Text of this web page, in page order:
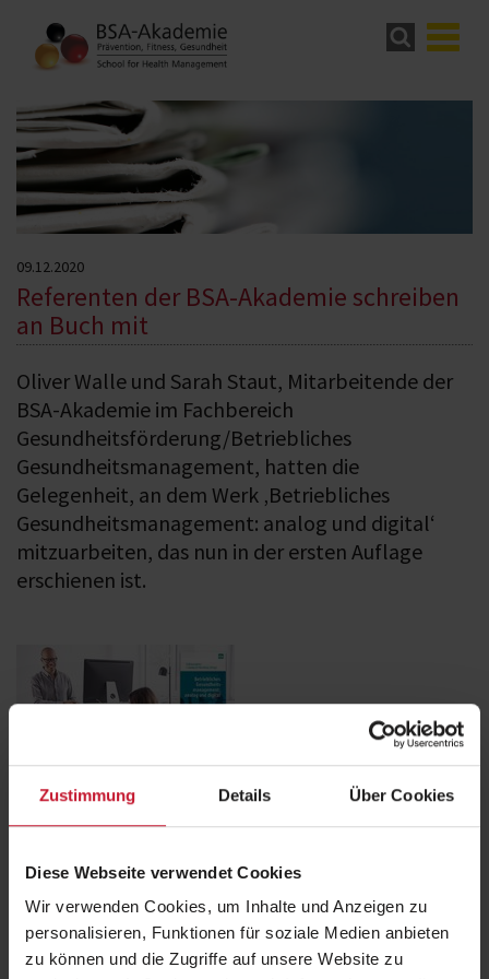
Zustimmung Details Über Cookies
Diese Webseite verwendet Cookies
Wir verwenden Cookies, um Inhalte und Anzeigen zu
personalisieren, Funktionen für soziale Medien anbieten
zu können und die Zugriffe auf unsere Website zu
09.12.2020
Referenten der BSA-Akademie schreiben
an Buch mit
Oliver Walle und Sarah Staut, Mitarbeitende der
BSA-Akademie im Fachbereich
Gesundheitsförderung/Betriebliches
Gesundheitsmanagement, hatten die
Gelegenheit, an dem Werk ‚Betriebliches
Gesundheitsmanagement: analog und digital‘
mitzuarbeiten, das nun in der ersten Auflage
erschienen ist.